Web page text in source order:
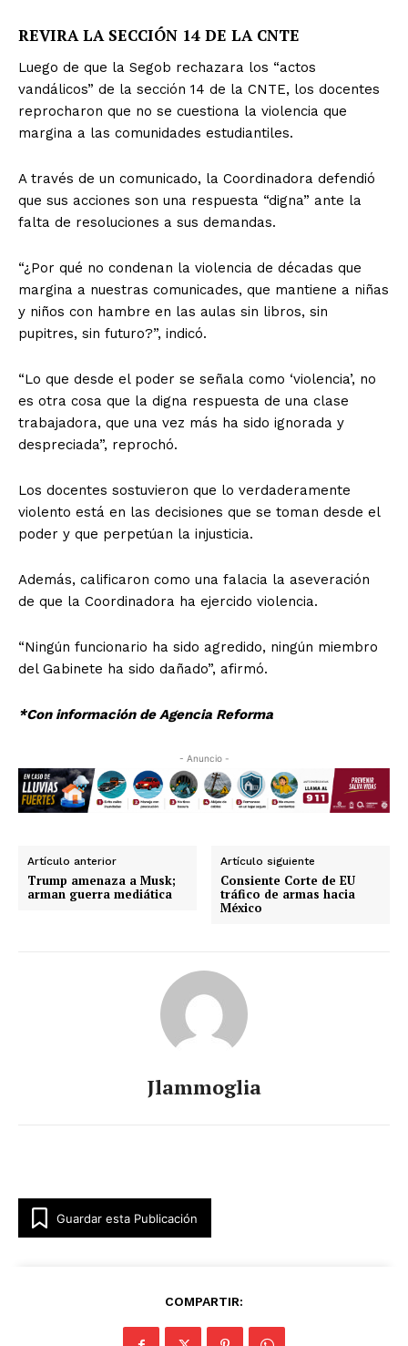
REVIRA LA SECCIÓN 14 DE LA CNTE
Luego de que la Segob rechazara los “actos
vandálicos” de la sección 14 de la CNTE, los docentes
reprocharon que no se cuestiona la violencia que
margina a las comunidades estudiantiles.
A través de un comunicado, la Coordinadora defendió
que sus acciones son una respuesta “digna” ante la
falta de resoluciones a sus demandas.
“¿Por qué no condenan la violencia de décadas que
margina a nuestras comunicades, que mantiene a niñas
y niños con hambre en las aulas sin libros, sin
pupitres, sin futuro?”, indicó.
“Lo que desde el poder se señala como ‘violencia’, no
es otra cosa que la digna respuesta de una clase
trabajadora, que una vez más ha sido ignorada y
despreciada”, reprochó.
Los docentes sostuvieron que lo verdaderamente
violento está en las decisiones que se toman desde el
poder y que perpetúan la injusticia.
Además, calificaron como una falacia la aseveración
de que la Coordinadora ha ejercido violencia.
“Ningún funcionario ha sido agredido, ningún miembro
del Gabinete ha sido dañado”, afirmó.
*Con información de Agencia Reforma
- Anuncio -
Artículo anterior
Trump amenaza a Musk;
arman guerra mediática
Artículo siguiente
Consiente Corte de EU
tráfico de armas hacia
México
Jlammoglia
Guardar esta Publicación
COMPARTIR: